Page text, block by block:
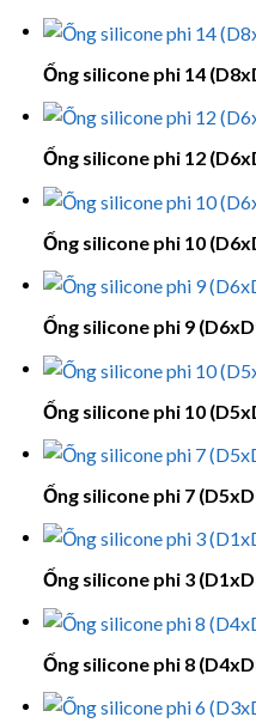
Ống silicone phi 14
Ống silicone phi 12
Ống silicone phi 10
Ống silicone phi 9
Ống silicone phi 10
Ống silicone phi 7
Ống silicone phi 3
Ống silicone phi 8